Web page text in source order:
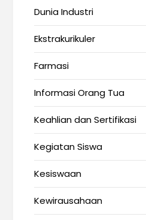
Dunia Industri
Ekstrakurikuler
Farmasi
Informasi Orang Tua
Keahlian dan Sertifikasi
Kegiatan Siswa
Kesiswaan
Kewirausahaan